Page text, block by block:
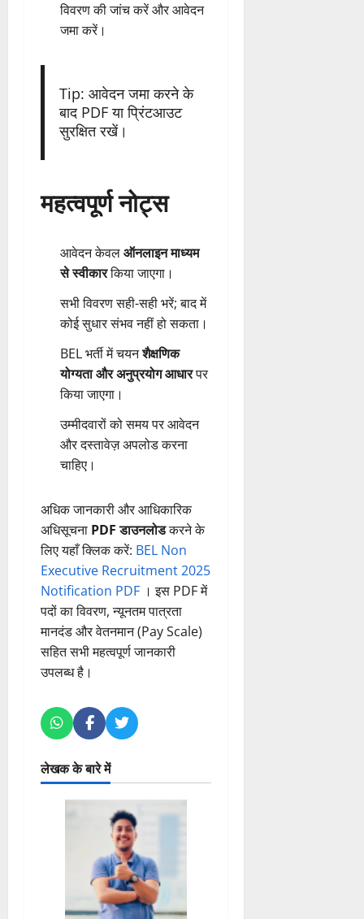
विवरण की जांच करें और आवेदन
जमा करें।
Tip: आवेदन जमा करने के
बाद PDF या प्रिंटआउट
सुरक्षित रखें।
महत्वपूर्ण नोट्स
आवेदन केवलऑनलाइन माध्यम
से स्वीकारकिया जाएगा।
सभी विवरण सही-सही भरें; बाद में
कोई सुधार संभव नहीं हो सकता।
BEL भर्ती में चयनशैक्षणिक
योग्यता और अनुप्रयोग आधारपर
किया जाएगा।
उम्मीदवारों को समय पर आवेदन
और दस्तावेज़ अपलोड करना
चाहिए।
अधिक जानकारी और आधिकारिक
अधिसूचना PDF डाउनलोडकरने के
लिए यहाँ क्लिक करें: BEL Non
Executive Recruitment 2025
Notification PDF । इस PDF में
पदों का विवरण, न्यूनतम पात्रता
मानदंड और वेतनमान (Pay Scale)
सहित सभी महत्वपूर्ण जानकारी
उपलब्ध है।
लेखक के बारे में